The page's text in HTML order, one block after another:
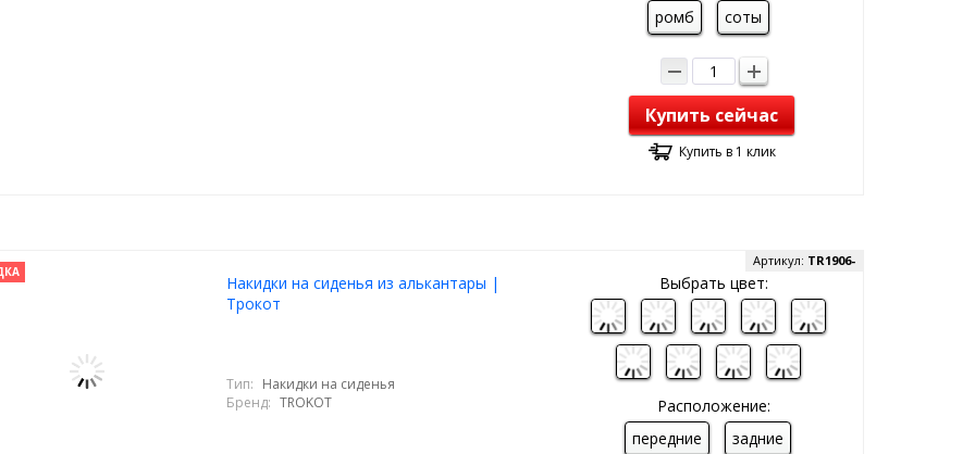
ромб соты
Купить сейчас
Купить в 1 клик
Накидки на сиденья из алькантары |
Трокот
Артикул: TR1906-
Тип: Накидки на сиденья
Бренд: TROKOT
Выбрать цвет:
Расположение:
передние
задние